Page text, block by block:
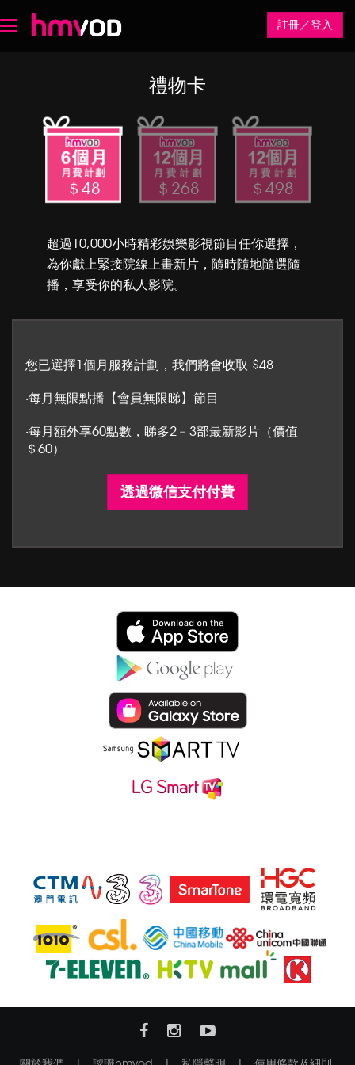
Toggle
navigation
註冊／登入
禮物卡
＄48 ＄268 ＄498
超過10,000小時精彩娛樂影視節目任你選擇，
為你獻上緊接院線上畫新片，隨時隨地隨選隨
播，享受你的私人影院。
您已選擇1個月服務計劃，我們將會收取 $48
‧每月無限點播【會員無限睇】節目
‧每月額外享60點數，睇多2﹣3部最新影片（價值
＄60）
透過微信支付付費